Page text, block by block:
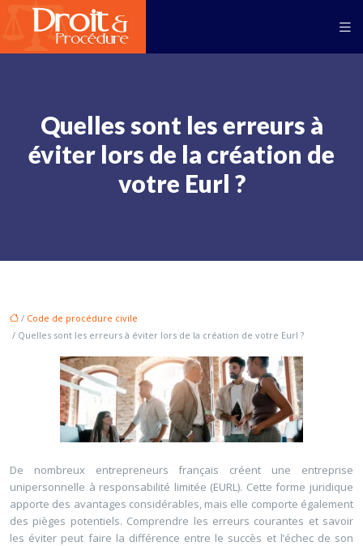
Quelles sont les erreurs à
éviter lors de la création de
votre Eurl ?
/ Code de procédure civile
/ Quelles sont les erreurs à éviter lors de la création de votre Eurl ?
De nombreux entrepreneurs français créent une entreprise
unipersonnelle à responsabilité limitée (EURL). Cette forme juridique
apporte des avantages considérables, mais elle comporte également
des pièges potentiels. Comprendre les erreurs courantes et savoir
les éviter peut faire la différence entre le succès et l’échec de son